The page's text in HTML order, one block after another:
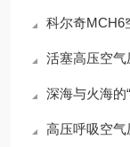
科尔奇MCH6
活塞高压空
深海与火海的“生
高压呼吸空气